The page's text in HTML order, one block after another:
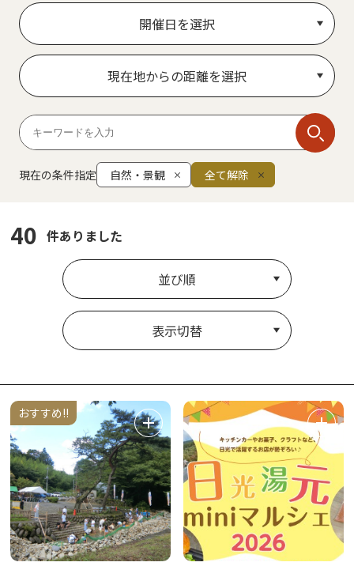
開催日を選択
現在地からの距離を選択
現在の条件指定 自然・景観 全て解除
40 件ありました
並び順
表示切替
おすすめ!!